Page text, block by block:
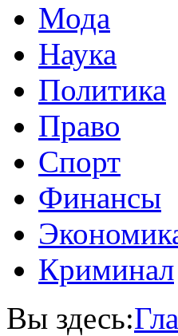
Мода
Наука
Политика
Право
Спорт
Финансы
Криминал
Вы здесь: